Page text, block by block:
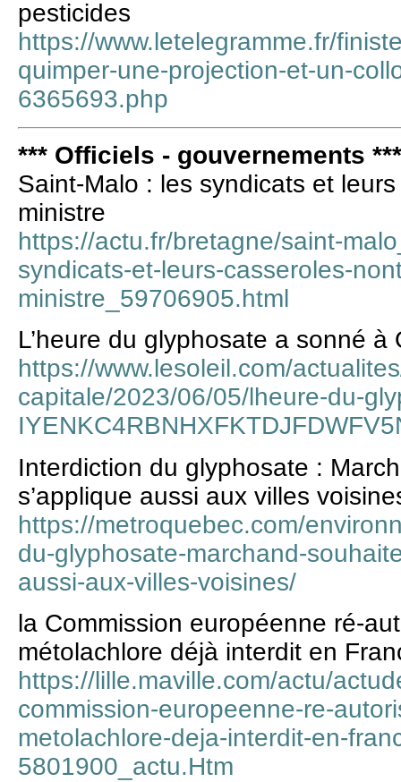
pesticides
https://www.letelegramme.fr/
quimper-une-projection-et-un-
6365693.php
*** Officiels - gouvernements ***
Saint-Malo : les syndicats et
ministre
https://actu.fr/bretagne/saint-
syndicats-et-leurs-casseroles-
ministre_59706905.html
L’heure du glyphosate a sonné à
https://www.lesoleil.com/
capitale/2023/06/05/lheure-du-
Interdiction du glyphosate :
s’applique aussi aux villes
https://metroquebec.com/
du-glyphosate-marchand-
aussi-aux-villes-voisines/
la Commission européenne ré-
métolachlore déjà interdit en
https://lille.maville.com/actu/
commission-europeenne-re-
metolachlore-deja-interdit-en-
5801900_actu.Htm